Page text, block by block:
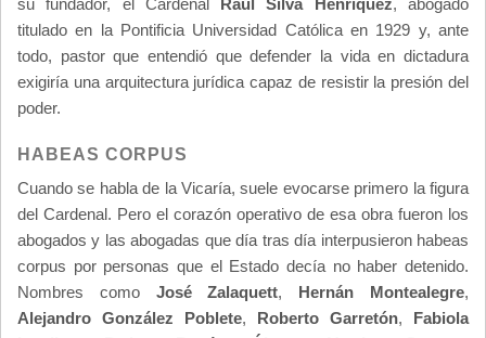
su fundador, el Cardenal
Raúl Silva Henríquez, abogado
titulado en la Pontificia Universidad Católica en 1929 y, ante
todo, pastor que entendió que defender la vida en dictadura
exigiría una arquitectura jurídica capaz de resistir la presión del
poder.
HABEAS CORPUS
Cuando se habla de la Vicaría, suele evocarse primero la figura
del Cardenal. Pero el corazón operativo de esa obra fueron los
abogados y las abogadas que día tras día interpusieron habeas
corpus por personas que el Estado decía no haber detenido.
Nombres como José Zalaquett, Hernán Montealegre,
Alejandro González Poblete, Roberto Garretón,
Fabiola